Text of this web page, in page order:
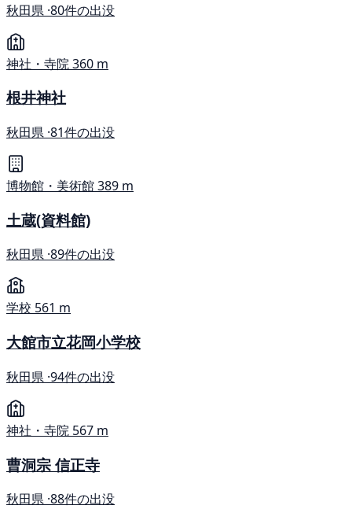
秋田県 ·80件の出没
神社・寺院360 m
根井神社
秋田県 ·81件の出没
博物館・美術館389 m
土蔵(資料館)
秋田県 ·89件の出没
学校 561 m
大館市立花岡小学校
秋田県 ·94件の出没
神社・寺院 567 m
曹洞宗 信正寺
秋田県 ·88件の出没